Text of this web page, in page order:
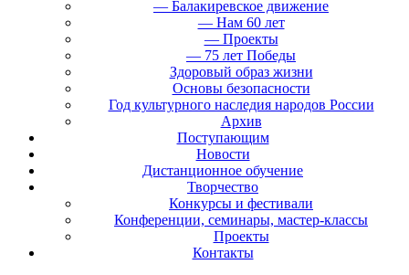
— Балакиревское движение
— Нам 60 лет
— Проекты
— 75 лет Победы
Здоровый образ жизни
Основы безопасности
Год культурного наследия народов России
Архив
Поступающим
Новости
Дистанционное обучение
Творчество
Конкурсы и фестивали
Конференции, семинары, мастер-классы
Проекты
Контакты